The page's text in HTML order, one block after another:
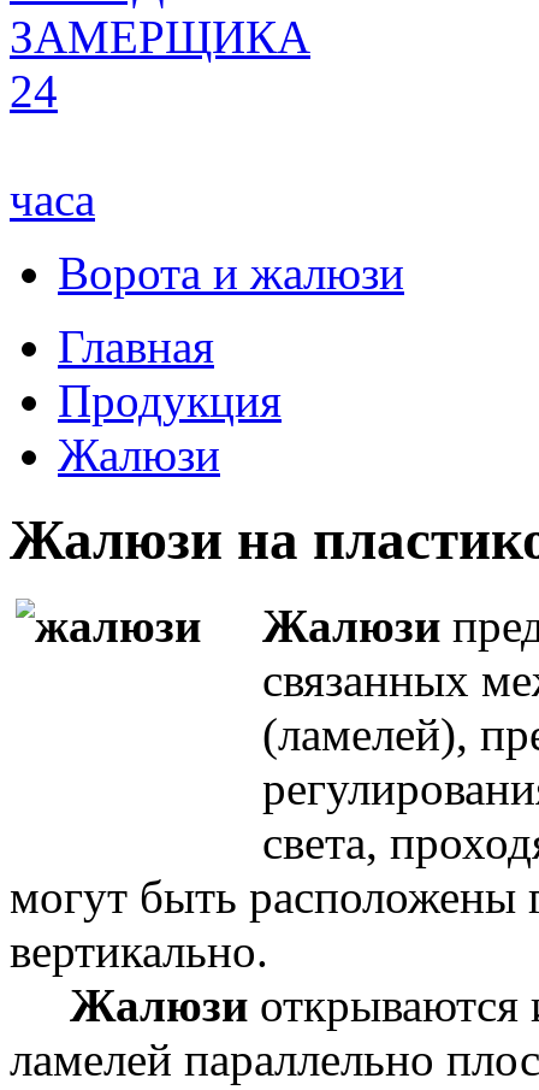
ЗАМЕРЩИКА
24
часа
Ворота и жалюзи
Главная
Продукция
Жалюзи
Жалюзи на
Жалюзи
связанных
(ламелей),
света,
могут быть расположены
вертикально.
Жалюзи открываются
ламелей параллельно